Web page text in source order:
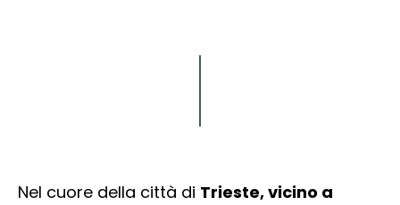
Nel cuore della città di Trieste, vicino a